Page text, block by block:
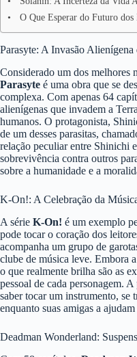
O Que Esperar do Futuro dos
Parasyte: A Invasão Alienígena
Considerado um dos melhores
Parasyte é uma obra que se
complexa. Com apenas 64
alienígenas que invadem a
humanos. O protagonista,
de um desses parasitas,
relação peculiar entre Shinichi
sobrevivência contra outros
sobre a humanidade e a
K-On!: A Celebração da
A série K-On! é um exemplo
pode tocar o coração dos
acompanha um grupo de
clube de música leve. Embora
o que realmente brilha são as
pessoal de cada personagem.
saber tocar um instrumento, se
enquanto suas amigas a
Deadman Wonderland: